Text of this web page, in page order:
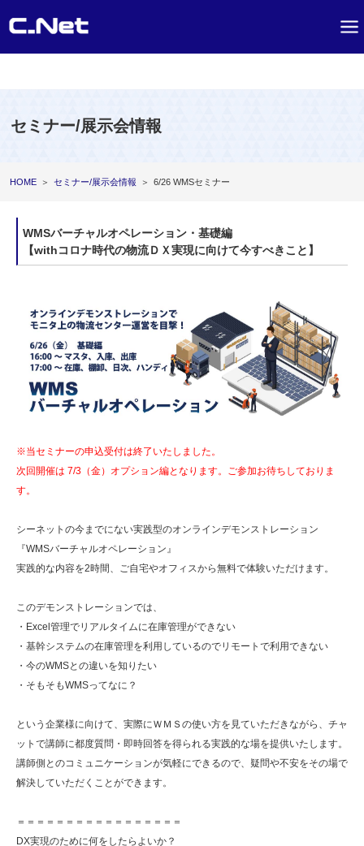
セミナー/展示会情報
HOME ＞ セミナー/展示会情報 ＞ 6/26 WMSセミナー
WMSバーチャルオペレーション・基礎編
【withコロナ時代の物流ＤＸ実現に向けて今すべきこと】
※当セミナーの申込受付は終了いたしました。
次回開催は 7/3（金）オプション編となります。ご参加お待ちしておりま
す。
シーネットの今までにない実践型のオンラインデモンストレーション
『WMSバーチャルオペレーション』
実践的な内容を2時間、ご自宅やオフィスから無料で体験いただけます。
このデモンストレーションでは、
・Excel管理でリアルタイムに在庫管理ができない
・基幹システムの在庫管理を利用しているのでリモートで利用できない
・今のWMSとの違いを知りたい
・そもそもWMSってなに？
という企業様に向けて、実際にＷＭＳの使い方を見ていただきながら、チャ
ットで講師に都度質問・即時回答を得られる実践的な場を提供いたします。
講師側とのコミュニケーションが気軽にできるので、疑問や不安をその場で
解決していただくことができます。
＝＝＝＝＝＝＝＝＝＝＝＝＝＝＝＝＝
DX実現のために何をしたらよいか？